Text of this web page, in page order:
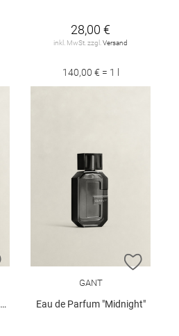
28,00 €
inkl. MwSt. zzgl. Versand
140,00 € = 1 l
ZUR WUNSCHLISTE HINZUFÜGEN
ZUR
GANT
Eau de Parfum "Midnight"